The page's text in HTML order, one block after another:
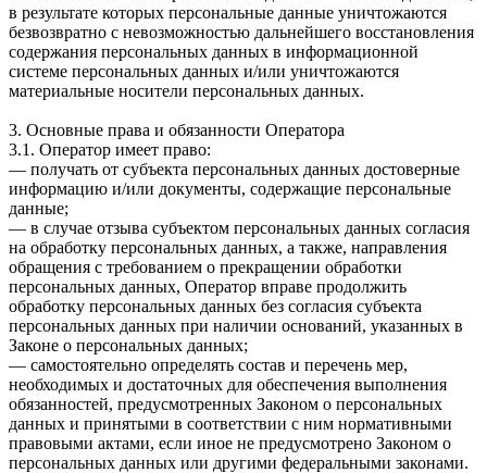
в результате которых персональные данные уничтожаются
безвозвратно с невозможностью дальнейшего восстановления
содержания персональных данных в информационной
системе персональных данных и/или уничтожаются
материальные носители персональных данных.
3. Основные права и обязанности Оператора
3.1. Оператор имеет право:
— получать от субъекта персональных данных достоверные
информацию и/или документы, содержащие персональные
данные;
— в случае отзыва субъектом персональных данных согласия
на обработку персональных данных, а также, направления
обращения с требованием о прекращении обработки
персональных данных, Оператор вправе продолжить
обработку персональных данных без согласия субъекта
персональных данных при наличии оснований, указанных в
Законе о персональных данных;
— самостоятельно определять состав и перечень мер,
необходимых и достаточных для обеспечения выполнения
обязанностей, предусмотренных Законом о персональных
данных и принятыми в соответствии с ним нормативными
правовыми актами, если иное не предусмотрено Законом о
персональных данных или другими федеральными законами.